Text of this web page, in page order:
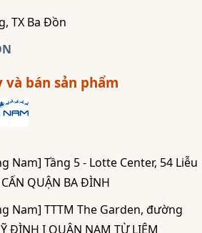
TX Ba Đồn
bán sản phẩm
Nam] Tầng 5 - Lotte Center, 54 Liễu
QUẬN BA ĐÌNH
Nam] TTTM The Garden, đường
ĐÌNH I QUẬN NAM TỪ LIÊM